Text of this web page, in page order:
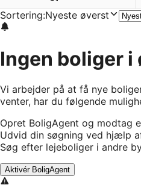
Sortering:Nyeste øverst
Ingen boliger
Vi arbejder på at få nye
venter, har du følgende
Opret BoligAgent og modtag
Udvid din søgning ved hjælp
Søg efter lejeboliger i andre
Aktivér BoligAgent